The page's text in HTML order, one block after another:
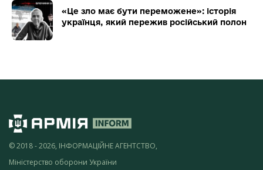
«Це зло має бути переможене»: історія
українця, який пережив російський полон
© 2018 - 2026, ІНФОРМАЦІЙНЕ АГЕНТСТВО,
Міністерство оборони України